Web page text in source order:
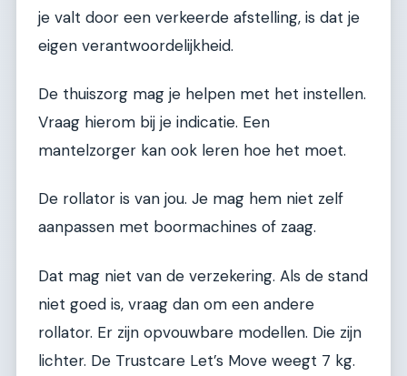
je valt door een verkeerde afstelling, is dat je
eigen verantwoordelijkheid.
De thuiszorg mag je helpen met het instellen.
Vraag hierom bij je indicatie. Een
mantelzorger kan ook leren hoe het moet.
De rollator is van jou. Je mag hem niet zelf
aanpassen met boormachines of zaag.
Dat mag niet van de verzekering. Als de stand
niet goed is, vraag dan om een andere
rollator. Er zijn opvouwbare modellen. Die zijn
lichter. De Trustcare Let’s Move weegt 7 kg.